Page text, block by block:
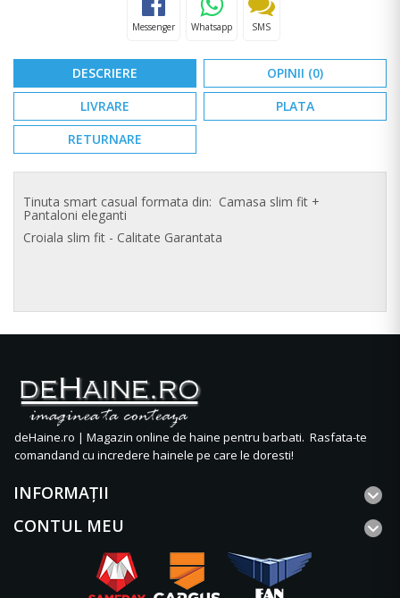
Messenger Whatsapp SMS
DESCRIERE
OPINII (0)
LIVRARE
PLATA
RETURNARE
Tinuta smart casual formata din: Camasa slim fit +
Pantaloni eleganti
Croiala slim fit - Calitate Garantata
deHaine.ro | Magazin online de haine pentru barbati. Rasfata-te
comandand cu incredere hainele pe care le doresti!
INFORMAŢII
CONTUL MEU